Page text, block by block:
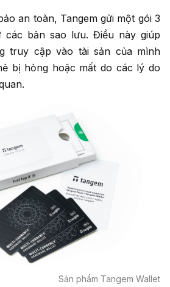
an toàn, Tangem gửi một gói 3
bản sao lưu. Điều này giúp
truy cập vào tài sản của mình
bị hỏng hoặc mất do các lý do
Sản phẩm Tangem Wallet